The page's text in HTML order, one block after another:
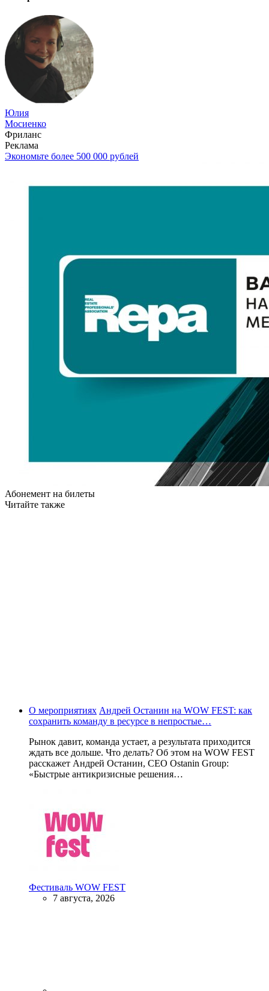
Юлия
Мосиенко
Фриланс
Реклама
Экономьте более 500 000 рублей
Абонемент на билеты
Читайте также
О мероприятиях Андрей Останин на WOW FEST: как
сохранить команду в ресурсе в непростые…
Рынок давит, команда устает, а результата приходится
ждать все дольше. Что делать? Об этом на WOW FEST
расскажет Андрей Останин, CEO Ostanin Group:
«Быстрые антикризисные решения…
Фестиваль WOW FEST
7 августа, 2026